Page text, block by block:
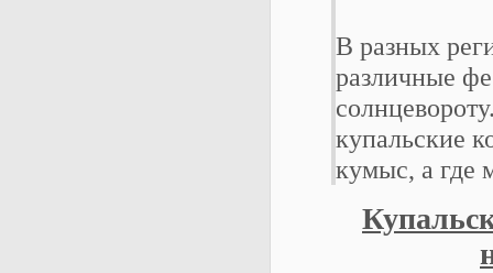
В разных
различные
купальские
кумыс, а где